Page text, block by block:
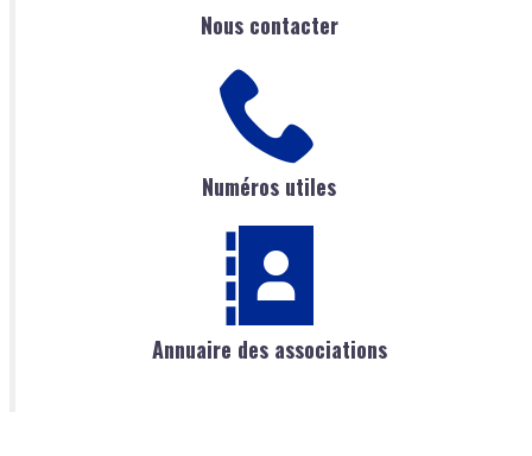
Nous contacter
Numéros utiles
Annuaire des associations